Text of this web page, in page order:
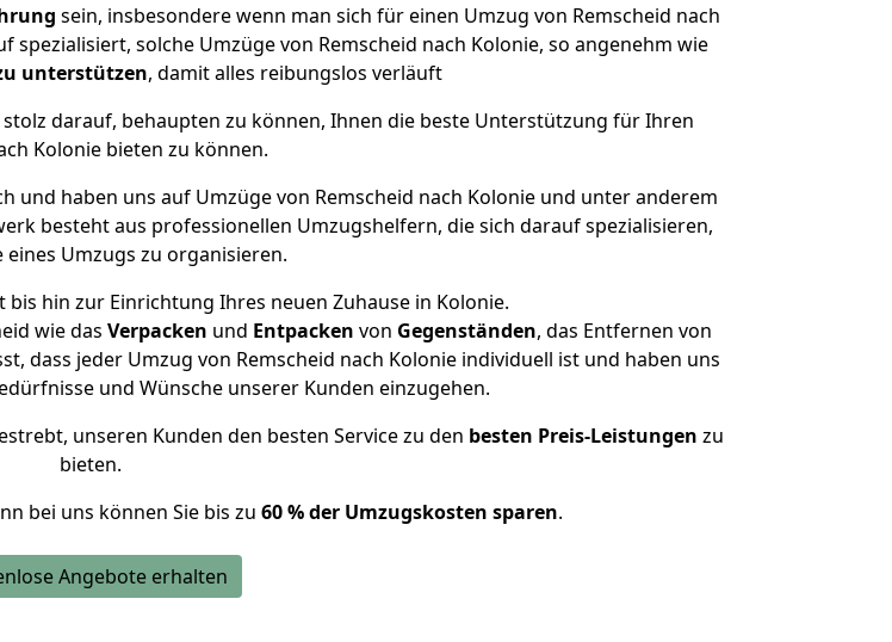
sein, insbesondere wenn man sich für einen Umzug von Remscheid nach
solche Umzüge von Remscheid nach Kolonie, so angenehm wie
unterstützen, damit alles reibungslos verläuft
darauf, behaupten zu können, Ihnen die beste Unterstützung für Ihren
Kolonie bieten zu können.
und haben uns auf Umzüge von Remscheid nach Kolonie und unter anderem
besteht aus professionellen Umzugshelfern, die sich darauf spezialisieren,
eines Umzugs zu organisieren.
hin zur Einrichtung Ihres neuen Zuhause in Kolonie.
wie das Verpacken und Entpacken von Gegenständen, das Entfernen von
dass jeder Umzug von Remscheid nach Kolonie individuell ist und haben uns
und Wünsche unserer Kunden einzugehen.
unseren Kunden den besten Service zu den besten Preis-Leistungen zu
bieten.
bei uns können Sie bis zu 60 % der Umzugskosten sparen.
Angebote erhalten